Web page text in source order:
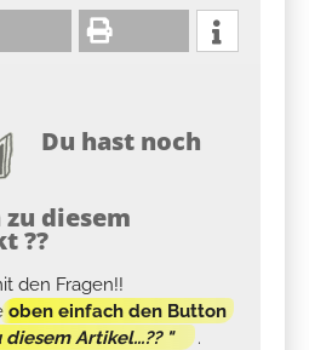
Du hast noch
zu diesem
??
den Fragen!!
oben einfach den Button
diesem Artikel...?? "
.